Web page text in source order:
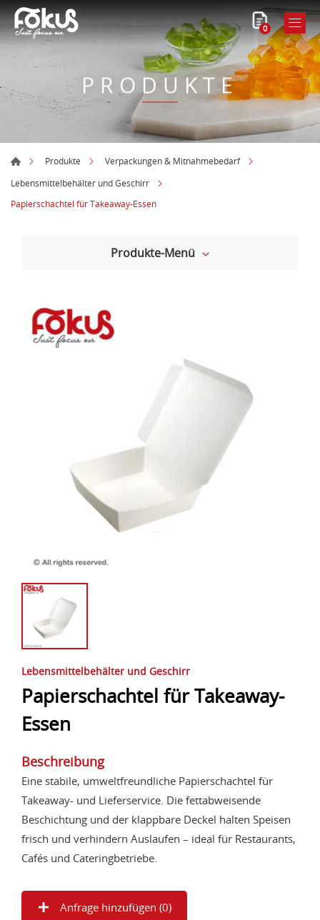
0
PRODUKTE
Produkte
Verpackungen & Mitnahmebedarf
Lebensmittelbehälter und Geschirr
Papierschachtel für Takeaway-Essen
Produkte-Menü
Lebensmittelbehälter und Geschirr
Papierschachtel für Takeaway-
Essen
Beschreibung
Eine stabile, umweltfreundliche Papierschachtel für
Takeaway- und Lieferservice. Die fettabweisende
Beschichtung und der klappbare Deckel halten Speisen
frisch und verhindern Auslaufen – ideal für Restaurants,
Cafés und Cateringbetriebe.
Anfrage hinzufügen (0)